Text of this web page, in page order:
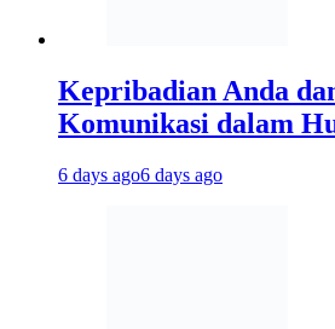
Kepribadian Anda
Komunikasi dalam
6 days ago6 days ago